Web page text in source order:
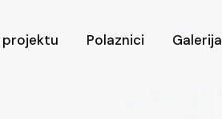
projektu Polaznici Galerija